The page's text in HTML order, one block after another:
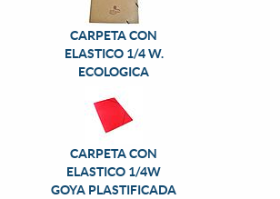
CARPETA CON
ELASTICO 1/4 W.
ECOLOGICA
CARPETA CON
ELASTICO 1/4W
GOYA PLASTIFICADA